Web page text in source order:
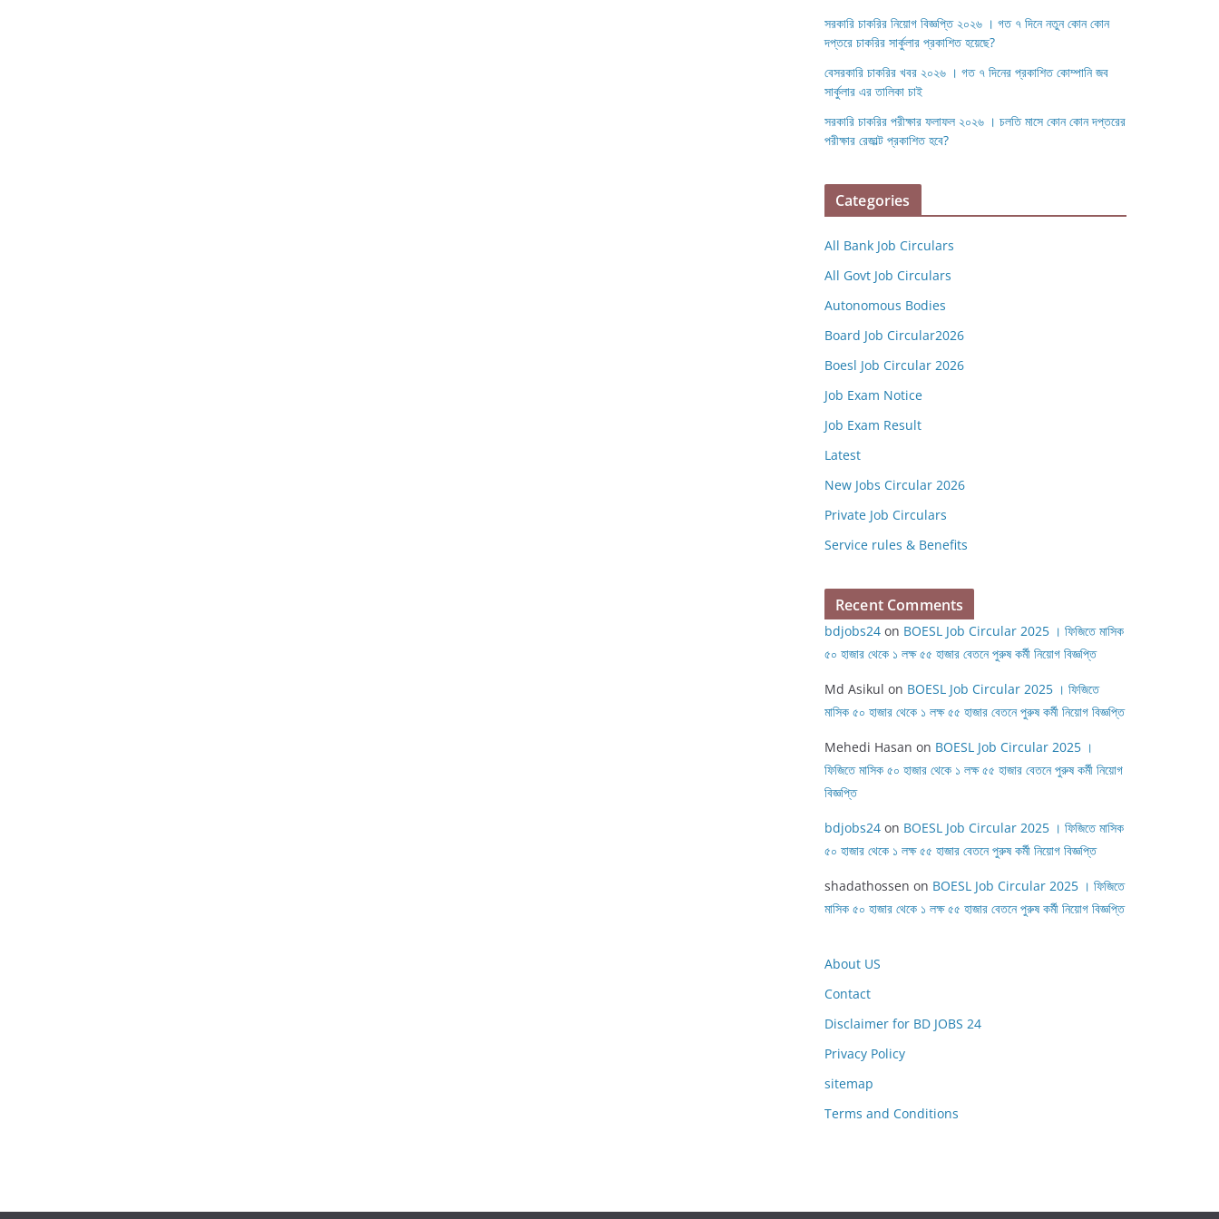
সরকারি চাকরির নিয়োগ বিজ্ঞপ্তি ২০২৬ । গত ৭ দিনে নতুন কোন কোন
দপ্তরে চাকরির সার্কুলার প্রকাশিত হয়েছে?
বেসরকারি চাকরির খবর ২০২৬ । গত ৭ দিনের প্রকাশিত কোম্পানি জব
সার্কুলার এর তালিকা চাই
সরকারি চাকরির পরীক্ষার ফলাফল ২০২৬ । চলতি মাসে কোন কোন দপ্তরের
পরীক্ষার রেজাল্ট প্রকাশিত হবে?
Categories
All Bank Job Circulars
All Govt Job Circulars
Autonomous Bodies
Board Job Circular2026
Boesl Job Circular 2026
Job Exam Notice
Job Exam Result
Latest
New Jobs Circular 2026
Private Job Circulars
Service rules & Benefits
Recent Comments
bdjobs24 on BOESL Job Circular 2025 । ফিজিতে মাসিক
৫০ হাজার থেকে ১ লক্ষ ৫৫ হাজার বেতনে পুরুষ কর্মী নিয়োগ বিজ্ঞপ্তি
Md Asikul on BOESL Job Circular 2025 । ফিজিতে
মাসিক ৫০ হাজার থেকে ১ লক্ষ ৫৫ হাজার বেতনে পুরুষ কর্মী নিয়োগ বিজ্ঞপ্তি
Mehedi Hasan on BOESL Job Circular 2025 ।
ফিজিতে মাসিক ৫০ হাজার থেকে ১ লক্ষ ৫৫ হাজার বেতনে পুরুষ কর্মী নিয়োগ
বিজ্ঞপ্তি
bdjobs24 on BOESL Job Circular 2025 । ফিজিতে মাসিক
৫০ হাজার থেকে ১ লক্ষ ৫৫ হাজার বেতনে পুরুষ কর্মী নিয়োগ বিজ্ঞপ্তি
shadathossen on BOESL Job Circular 2025 । ফিজিতে
মাসিক ৫০ হাজার থেকে ১ লক্ষ ৫৫ হাজার বেতনে পুরুষ কর্মী নিয়োগ বিজ্ঞপ্তি
About US
Contact
Disclaimer for BD JOBS 24
Privacy Policy
sitemap
Terms and Conditions